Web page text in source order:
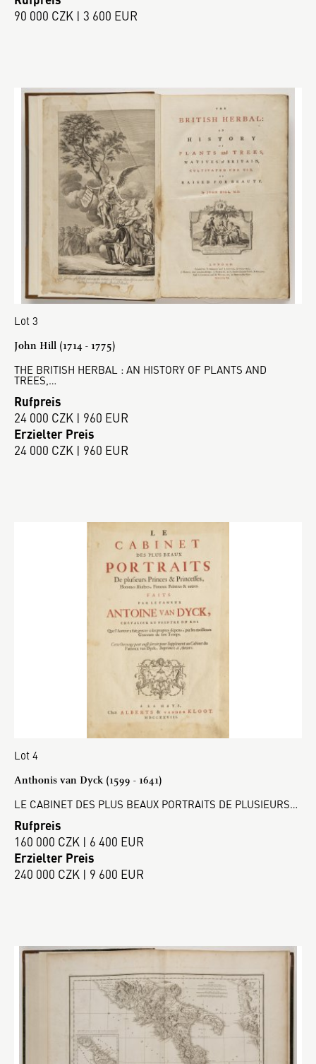
90 000 CZK | 3 600 EUR
Lot 3
John Hill (1714 - 1775)
THE BRITISH HERBAL : AN HISTORY OF PLANTS AND
TREES,…
Rufpreis
24 000 CZK | 960 EUR
Erzielter Preis
24 000 CZK | 960 EUR
Lot 4
Anthonis van Dyck (1599 - 1641)
LE CABINET DES PLUS BEAUX PORTRAITS DE PLUSIEURS…
Rufpreis
160 000 CZK | 6 400 EUR
Erzielter Preis
240 000 CZK | 9 600 EUR